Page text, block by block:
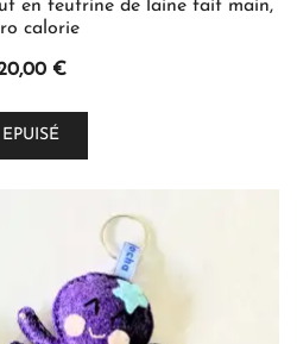
en feutrine de laine fait main,
calorie
€
EPUISÉ
Ce
variations.
Les
options
peuvent